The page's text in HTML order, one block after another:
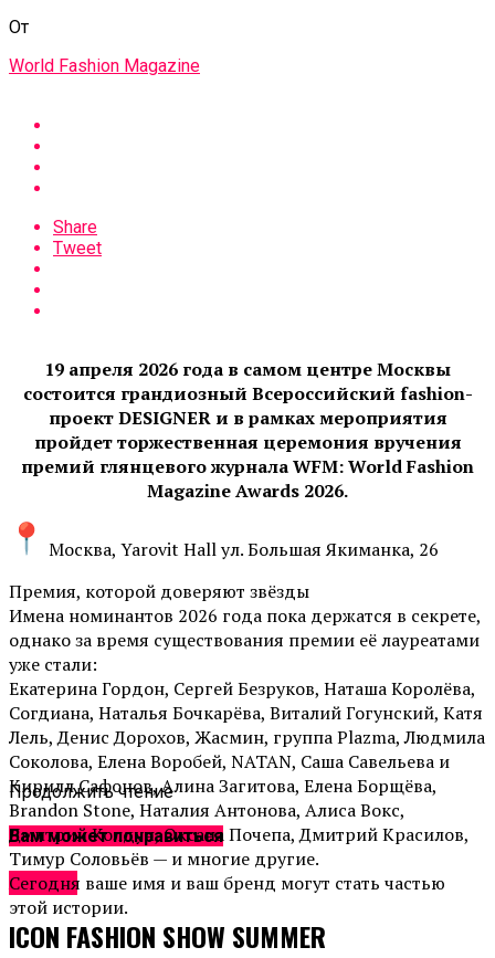
От
World Fashion Magazine
Share
Tweet
19 апреля 2026 года в самом центре Москвы
состоится грандиозный Всероссийский fashion-
проект DESIGNER и в рамках мероприятия
пройдет торжественная церемония вручения
премий глянцевого журнала WFM: World Fashion
Magazine Awards 2026.
Москва, Yarovit Hall ул. Большая Якиманка, 26
Премия, которой доверяют звёзды
Имена номинантов 2026 года пока держатся в секрете,
однако за время существования премии её лауреатами
уже стали:
Екатерина Гордон, Сергей Безруков, Наташа Королёва,
Согдиана, Наталья Бочкарёва, Виталий Гогунский, Катя
Лель, Денис Дорохов, Жасмин, группа Plazma, Людмила
Соколова, Елена Воробей, NATAN, Саша Савельева и
Кирилл Сафонов, Алина Загитова, Елена Борщёва,
Brandon Stone, Наталия Антонова, Алиса Вокс,
Дмитрий Колдун, Оксана Почепа, Дмитрий Красилов,
Тимур Соловьёв — и многие другие.
Сегодня ваше имя и ваш бренд могут стать частью
этой истории.
Продолжить чтение
Вам может понравиться
Афиша
ICON FASHION SHOW SUMMER